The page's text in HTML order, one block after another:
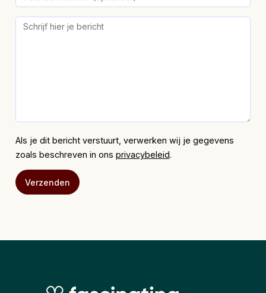
Als je dit bericht verstuurt, verwerken wij je gegevens
zoals beschreven in ons privacybeleid.